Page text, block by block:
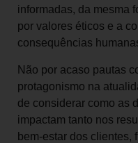
informadas, da mesma
por valores éticos e a
consequências
Não por acaso pautas
protagonismo na
de considerar como as
impactam tanto nos
bem-estar dos clientes,